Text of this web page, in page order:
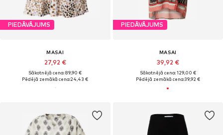
PIEDĀVĀJUMS
MASAI
27,92 €
Sākotnējā cena: 89,90 €
Pēdējā zemākā cena:24,43 €
PIEDĀVĀJUMS
MASAI
39,92 €
Sākotnējā cena: 129,00 €
Pēdējā zemākā cena:39,92 €